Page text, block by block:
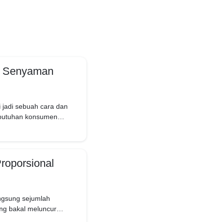
sebuah cara dan
konsumen
sejumlah
bakal meluncur